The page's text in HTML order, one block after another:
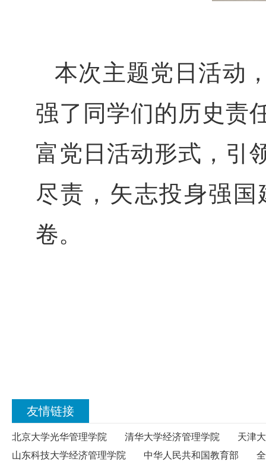
本次主题党日活动
强了同学们的历史责
富党日活动形式，引
尽责，矢志投身强
卷。
友情链接
北京大学光华管理学院 清华大学经济管理学院
天津
山东科技大学经济管理学院
中华人民共和国教育部